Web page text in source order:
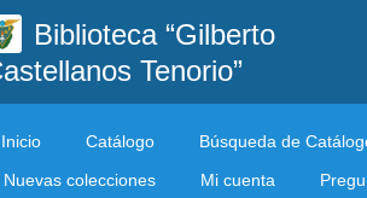
Biblioteca “Gilberto
Tenorio”
Inicio Catálogo
Búsqueda de
Nuevas colecciones
Mi cuenta